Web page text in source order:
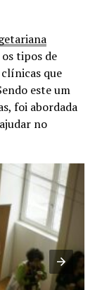
tipos de
clínicas que
este um
foi abordada
no